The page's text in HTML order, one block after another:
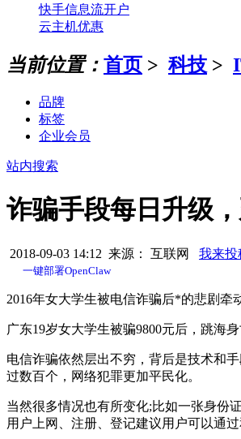
快手信息流开户
云主机优惠
当前位置： 首页 > 科技 >
品牌
标签
企业会员
站内搜索
诈骗手段每日升级
2018-09-03 14:12 来源： 互联网 我来投
一键部署OpenClaw
2016年女大学生被电信诈骗后*的悲剧牵
广东19岁女大学生被骗9800元后，跳海
电信诈骗依然层出不穷，背后是技术和
过数百个，网络犯罪更加平民化。
当然很多情况也有所变化;比如一张身份
用户上网、注册、登记建议用户可以通